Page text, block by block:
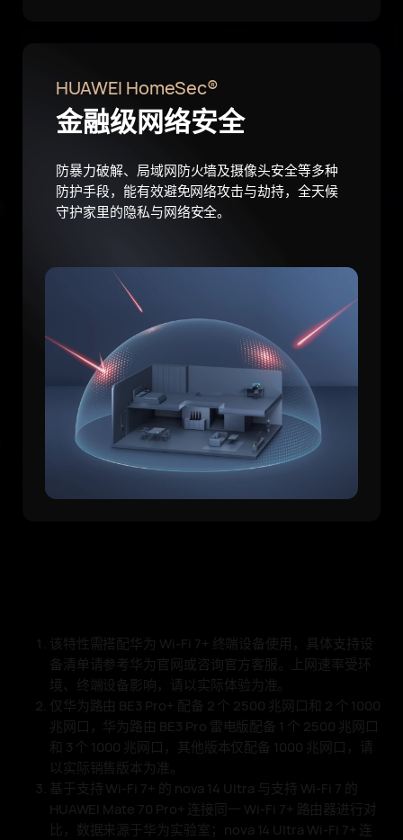
HUAWEI HomeSec®
金融级网络安全
防暴力破解、局域网防火墙及摄像头安全等多种
防⁠护手段，能有效避免网络攻击与劫持，全天候
守护家里的隐私与网络安全。
该特性需搭配华为 Wi-Fi 7+ 终端设备使用，具体支持设
备清单请参考华为官网或咨询官方客⁠服。上网速率受环
境、终端设备影响，请以实际体验为⁠⁠准⁠。
仅华为路由 BE3 Pro+ 配备 2 个 2500 兆网口和 2 个 1000
兆网口，华为路由 BE3 Pro 雷电版配备 1 个 2500 兆网口
和 3 个 1000 兆网口，其他版本仅配备 1000 兆网口，请
以实际销售版本为⁠准⁠。
基于支持 Wi-Fi 7+ 的 nova 14 Ultra 与支持 Wi-Fi 7 的
HUAWEI Mate 70 Pro+ 连接同一 Wi-Fi 7+ 路由器进行对
比，数据来源于华为实验室；nova 14 Ultra Wi-Fi 7+ 连